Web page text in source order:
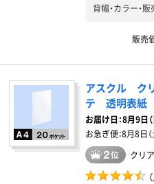
背幅・カラー・
販売
アスクル ク
テ 透明表紙
お届け日：8月9日（
お急ぎ便：8月8日（
クリ